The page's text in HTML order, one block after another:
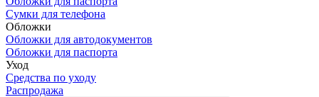
Сумки для телефона
Обложки
Обложки для автодокументов
Обложки для паспорта
Уход
Средства по уходу
Распродажа